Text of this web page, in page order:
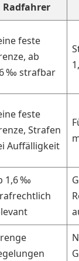
Radfahrer
feste
ab
‰ strafbar
feste
Strafen
Auffälligkeit
1,6 ‰